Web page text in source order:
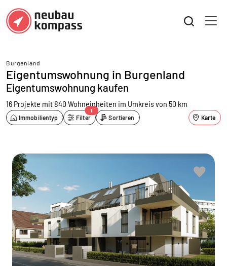
Burgenland
Eigentumswohnung in Burgenland
Eigentumswohnung kaufen
16 Projekte mit 840 Wohneinheiten im Umkreis von 50 km
Immobilientyp Filter
1
Sortieren Karte